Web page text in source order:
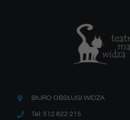
BIURO OBSŁUGI WIDZA
Tel: 512 622 215